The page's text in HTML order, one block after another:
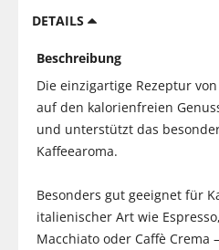
DETAILS
Beschreibung
Die einzigartige Rezeptur
auf den kalorienfreien
und unterstützt das
Kaffeearoma.
Besonders gut geeignet für
italienischer Art wie
Macchiato oder Caffè Crema